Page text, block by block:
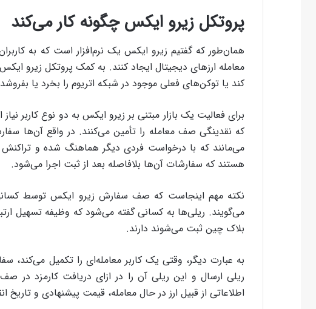
پروتکل زیرو ایکس چگونه کار می‌کند
همان‌طور که گفتیم زیرو ایکس یک نرم‌افزار است که به
معامله‌ ارزهای دیجیتال ایجاد کنند. به کمک پروتکل زیرو
کند یا توکن‌های فعلی موجود در شبکه‌ اتریوم را بخرد یا
که نقدینگی صف معامله را تأمین می‌کنند. در واقع آن‌ها
هستند که سفارشات آن‌ها بلافاصله بعد از ثبت اجرا می‌شود.
می‌گویند. ریلی‌ها به کسانی گفته می‌شود که وظیفه‌ تسهیل
بلاک چین ثبت می‌شوند دارند.
به عبارت دیگر، وقتی یک کاربر معامله‌ای را تکمیل
ریلی ارسال و این ریلی آن را در ازای دریافت کارمزد
اطلاعاتی از قبیل ارز در حال معامله، قیمت پیشنهادی و تاریخ